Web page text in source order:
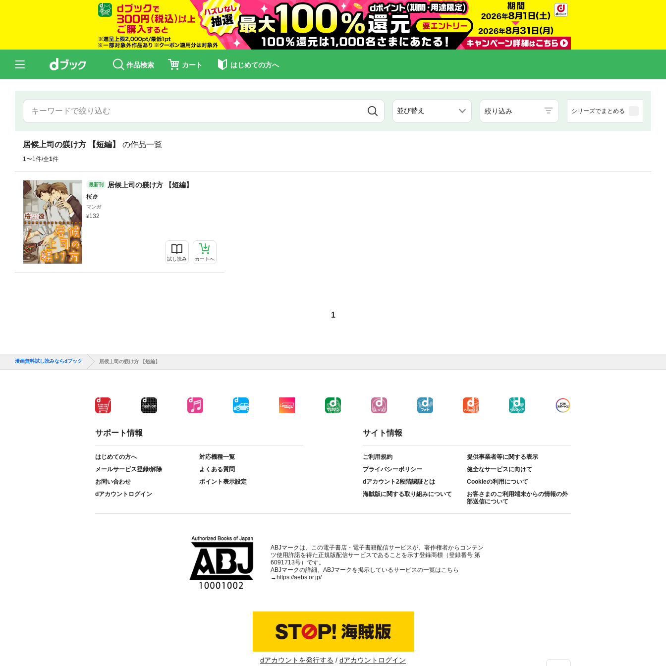
作品検索 カート はじめての方へ
絞り込み シリーズでまとめる
居候上司の躾け方 【短編】 の作品一覧
1〜1件/全1件
最新刊 居候上司の躾け方 【短編】
桜遼
マンガ
132
試し読み カートへ
1
漫画無料試し読みならdブック 居候上司の躾け方 【短編】
サポート情報
はじめての方へ
対応機種一覧
メールサービス登録/解除
よくある質問
お問い合わせ
ポイント表示設定
dアカウントログイン
サイト情報
ご利用規約
提供事業者等に関する表示
プライバシーポリシー
健全なサービスに向けて
dアカウント2段階認証とは
Cookieの利用について
海賊版に関する取り組みについて
お客さまのご利用端末からの情報の外
部送信について
ABJマークは、この電子書店・電子書籍配信サービスが、著作権者からコンテン
ツ使用許諾を得た正規版配信サービスであることを示す登録商標（登録番号 第
6091713号）です。
ABJマークの詳細、ABJマークを掲示しているサービスの一覧はこちら
→https://aebs.or.jp/
dアカウントを発行する dアカウントログイン